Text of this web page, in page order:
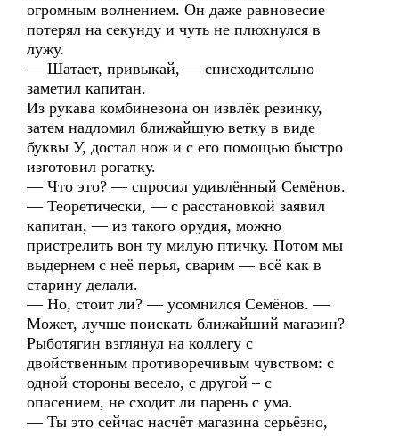
огромным волнением. Он даже равновесие
потерял на секунду и чуть не плюхнулся в
лужу.
— Шатает, привыкай, — снисходительно
заметил капитан.
Из рукава комбинезона он извлёк резинку,
затем надломил ближайшую ветку в виде
буквы У, достал нож и с его помощью быстро
изготовил рогатку.
— Что это? — спросил удивлённый Семёнов.
— Теоретически, — с расстановкой заявил
капитан, — из такого орудия, можно
пристрелить вон ту милую птичку. Потом мы
выдернем с неё перья, сварим — всё как в
старину делали.
— Но, стоит ли? — усомнился Семёнов. —
Может, лучше поискать ближайший магазин?
Рыботягин взглянул на коллегу с
двойственным противоречивым чувством: с
одной стороны весело, с другой – с
опасением, не сходит ли парень с ума.
— Ты это сейчас насчёт магазина серьёзно,